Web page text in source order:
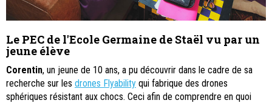
Le PEC de l'Ecole Germaine de Staël vu par un
jeune élève
Corentin, un jeune de 10 ans, a pu découvrir dans le cadre de sa
recherche sur les drones Flyability qui fabrique des drones
sphériques résistant aux chocs. Ceci afin de comprendre en quoi